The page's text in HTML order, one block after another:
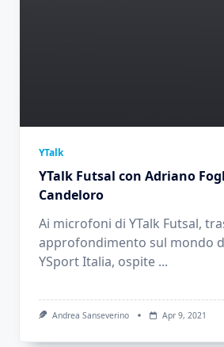
YTalk
YTalk Futsal con Adriano
Candeloro
Ai microfoni di YTalk Futsal,
approfondimento sul mondo
YSport Italia, ospite ...
Andrea Sanseverino Apr 9, 2021